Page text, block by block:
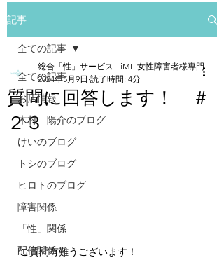
記事
全ての記事
お店情報
木村 陽介のブログ
けいのブログ
トシのブログ
ヒロトのブログ
障害関係
「性」関係
配信関係
全ての記事
質問に回答します！ ＃
２３
総合「性」サービス TiME 女性障害者様専門
2024年5月9日 読了時間: 4分
ご質問有難うございます！